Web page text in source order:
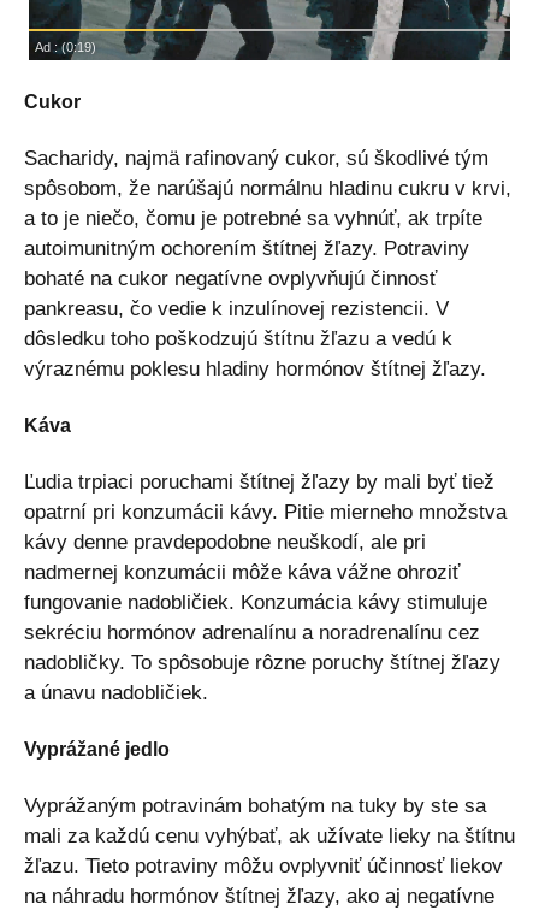
Cukor
Sacharidy, najmä rafinovaný cukor, sú škodlivé tým
spôsobom, že narúšajú normálnu hladinu cukru v krvi,
a to je niečo, čomu je potrebné sa vyhnúť, ak trpíte
autoimunitným ochorením štítnej žľazy. Potraviny
bohaté na cukor negatívne ovplyvňujú činnosť
pankreasu, čo vedie k inzulínovej rezistencii. V
dôsledku toho poškodzujú štítnu žľazu a vedú k
výraznému poklesu hladiny hormónov štítnej žľazy.
Káva
Ľudia trpiaci poruchami štítnej žľazy by mali byť tiež
opatrní pri konzumácii kávy. Pitie mierneho množstva
kávy denne pravdepodobne neuškodí, ale pri
nadmernej konzumácii môže káva vážne ohroziť
fungovanie nadobličiek. Konzumácia kávy stimuluje
sekréciu hormónov adrenalínu a noradrenalínu cez
nadobličky. To spôsobuje rôzne poruchy štítnej žľazy
a únavu nadobličiek.
Vyprážané jedlo
Vyprážaným potravinám bohatým na tuky by ste sa
mali za každú cenu vyhýbať, ak užívate lieky na štítnu
žľazu. Tieto potraviny môžu ovplyvniť účinnosť liekov
na náhradu hormónov štítnej žľazy, ako aj negatívne